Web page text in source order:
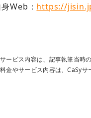
Web： https://
ービス内容は、記事執筆当時
金やサービス内容は、CaSyサ